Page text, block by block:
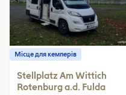
Місце для кемперів
Stellplatz Am Wittich
Rotenburg a.d. Fulda